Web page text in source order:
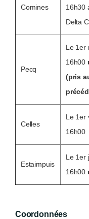
Comines
16h30
Delta
Pecq
Le 1er
16h00
(pris
Celles
Le 1er
16h00
Estaimpuis
Le 1er
16h00
Coordonnées